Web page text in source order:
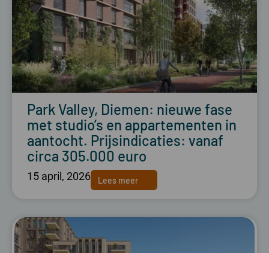
Park Valley, Diemen: nieuwe fase
met studio’s en appartementen in
aantocht. Prijsindicaties: vanaf
circa 305.000 euro
15 april, 2026 Lees meer